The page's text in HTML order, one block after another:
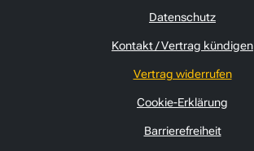
Datenschutz
Kontakt / Vertrag kündigen
Vertrag widerrufen
Cookie-Erklärung
Barrierefreiheit